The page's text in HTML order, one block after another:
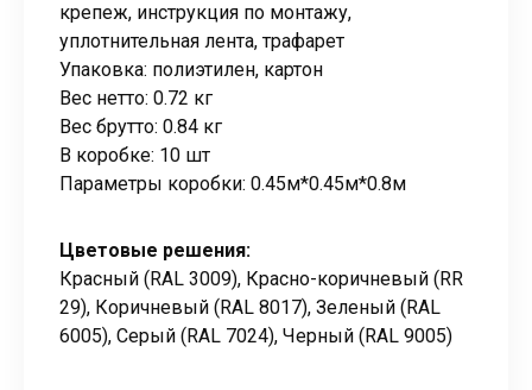
крепеж, инструкция по монтажу,
уплотнительная лента, трафарет
Упаковка: полиэтилен, картон
Вес нетто: 0.72 кг
Вес брутто: 0.84 кг
В коробке: 10 шт
Параметры коробки: 0.45м*0.45м*0.8м
Цветовые решения:
Красный (RAL 3009), Красно-коричневый (RR
29), Коричневый (RAL 8017), Зеленый (RAL
6005), Серый (RAL 7024), Черный (RAL 9005)